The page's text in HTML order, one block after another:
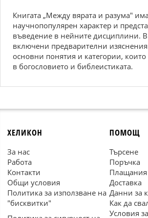
Книгата „Между вярата и разума"
научнопопулярен характер и
въведение в нейните дисциплини. В
включени предварителни
основни понятия и категории, които
в богословието и библеистиката.
ХЕЛИКОН
За нас
Работа
Контакти
Общи условия
Политика за използване на
"бисквитки"
ПОМОЩ
Търсене
Поръчка
Плащания
Доставка
Данни за
Как да
Условия